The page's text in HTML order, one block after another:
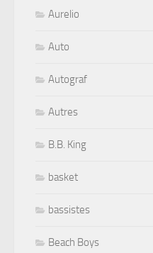
Aurelio
Auto
Autograf
Autres
B.B. King
basket
bassistes
Beach Boys